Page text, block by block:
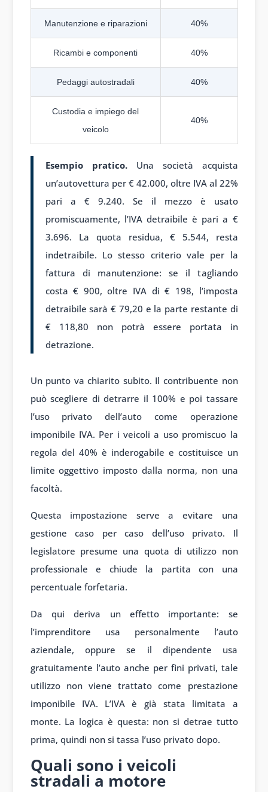
Manutenzione e riparazioni 40%
Ricambi e componenti 40%
Pedaggi autostradali 40%
Custodia e impiego del
veicolo
40%
Esempio pratico.Una società acquista
un’autovettura per € 42.000, oltre IVA al 22%
pari a € 9.240. Se il mezzo è usato
promiscuamente, l’IVA detraibile è pari a €
3.696. La quota residua, € 5.544, resta
indetraibile. Lo stesso criterio vale per la
fattura di manutenzione: se il tagliando
costa € 900, oltre IVA di € 198, l’imposta
detraibile sarà € 79,20 e la parte restante di
€ 118,80 non potrà essere portata in
detrazione.
Un punto va chiarito subito. Il contribuente non
può scegliere di detrarre il 100% e poi tassare
l’uso privato dell’auto come operazione
imponibile IVA. Per i veicoli a uso promiscuo la
regola del 40% è inderogabile e costituisce un
limite oggettivo imposto dalla norma, non una
facoltà.
Questa impostazione serve a evitare una
gestione caso per caso dell’uso privato. Il
legislatore presume una quota di utilizzo non
professionale e chiude la partita con una
percentuale forfetaria.
Da qui deriva un effetto importante: se
l’imprenditore usa personalmente l’auto
aziendale, oppure se il dipendente usa
gratuitamente l’auto anche per fini privati, tale
utilizzo non viene trattato come prestazione
imponibile IVA. L’IVA è già stata limitata a
monte. La logica è questa: non si detrae tutto
prima, quindi non si tassa l’uso privato dopo.
Quali sono i veicoli
stradali a motore